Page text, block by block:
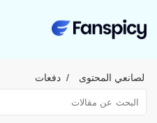
لصانعي المحتوى دفعات